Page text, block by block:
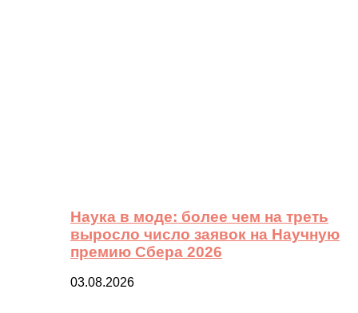
Наука в моде: более чем на треть
выросло число заявок на Научную
премию Сбера 2026
03.08.2026